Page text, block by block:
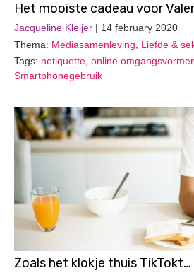
Het mooiste cadeau voor
Jacqueline Kleijer | 14 february 2020
Thema: Mediasamenleving Liefde &
Tags: netiquette, online
Smartphonegebruik
Zoals het klokje thuis TikTokt…